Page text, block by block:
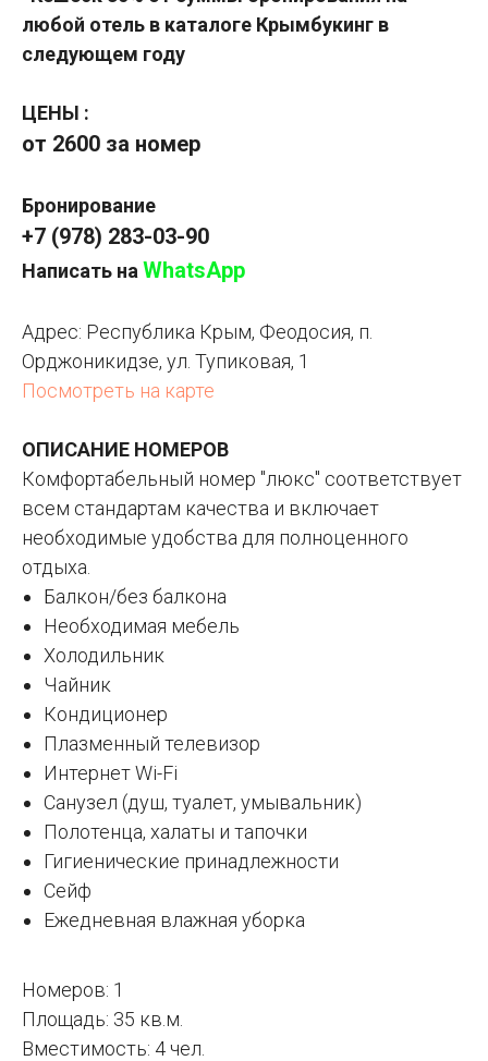
любой отель в каталоге Крымбукинг в
следующем году
ЦЕНЫ :
от 2600 за номер
Бронирование
+7 (978) 283-03-90
Написать на WhatsApp
Адрес: Республика Крым, Феодосия, п.
Орджоникидзе, ул. Тупиковая, 1
Посмотреть на карте
ОПИСАНИЕ НОМЕРОВ
Комфортабельный номер "люкс" соответствует
всем стандартам качества и включает
необходимые удобства для полноценного
отдыха.
Балкон/без балкона
Необходимая мебель
Холодильник
Чайник
Кондиционер
Плазменный телевизор
Интернет Wi-Fi
Санузел (душ, туалет, умывальник)
Полотенца, халаты и тапочки
Гигиенические принадлежности
Сейф
Ежедневная влажная уборка
Номеров: 1
Площадь: 35 кв.м.
Вместимость: 4 чел.